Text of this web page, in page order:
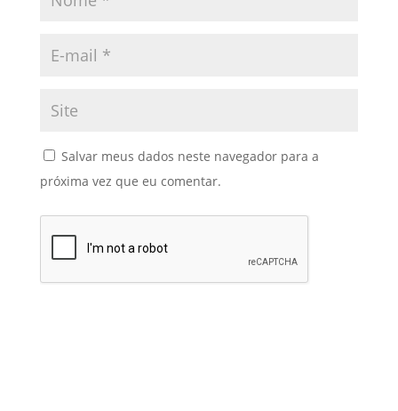
Salvar meus dados neste navegador para a
próxima vez que eu comentar.